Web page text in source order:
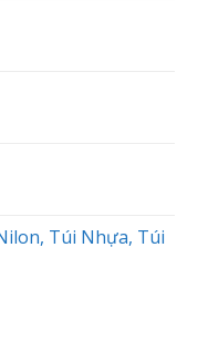
Túi Nhựa, Túi